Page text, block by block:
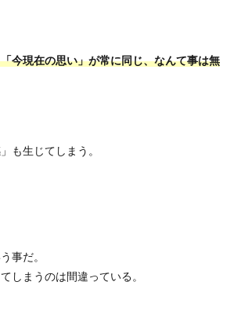
今現在の思い」が常に同じ、なんて事は無
も生じてしまう。
事だ。
しまうのは間違っている。